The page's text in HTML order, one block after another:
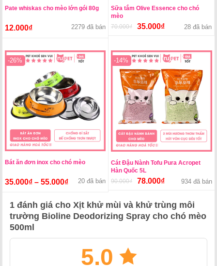
Pate whiskas cho mèo lớn gói 80g
12.000₫ 2279 đã bán
Sữa tắm Olive Essence cho chó
mèo
70.000₫
Giá
70.000₫.
35.000₫Giá
là:
35.000₫.
28 đã bán
-26%
Bát ăn đơn inox cho chó mèo
35.000₫ – 55.000₫ 20 đã bán
-14%
Cát Đậu Nành Tofu Pura Acropet
Hàn Quốc 5L
90.000₫
Giá
là:
90.000₫.
78.000₫Giá
tại
là:
934 đã bán
1 đánh giá cho Xịt khử mùi và khử trùng môi
trường Bioline Deodorizing Spray cho chó mèo
500ml
5.0